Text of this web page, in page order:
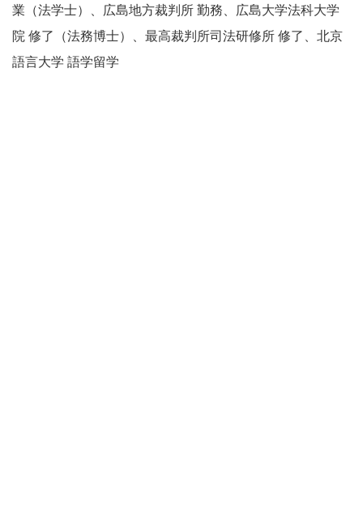
業（法学士）、広島地方裁判所 勤務、広島大学法科大学
院 修了（法務博士）、最高裁判所司法研修所 修了、北京
語言大学 語学留学